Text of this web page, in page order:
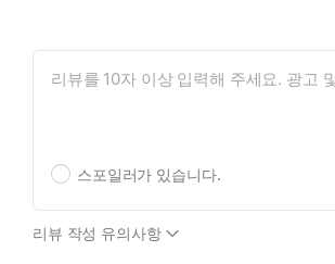
스포일러가 있습니다.
리뷰 작성 유의사항